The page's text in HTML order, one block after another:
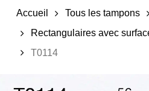
Accueil Tous les tampons
Rectangulaires avec
T0114